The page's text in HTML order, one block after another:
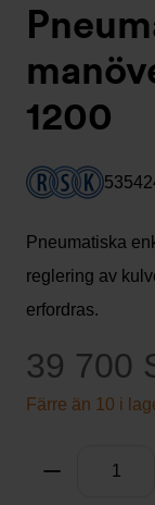
1200
Pneumatiska
reglering av
erfordras.
39 700
Färre än 10 i
Ta bort